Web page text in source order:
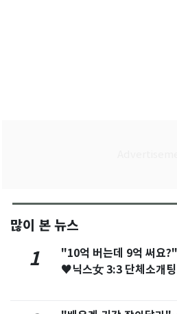
많이 본 뉴스
1
"10억 버는데 9억 써요
♥닉스女 3:3 단체소개